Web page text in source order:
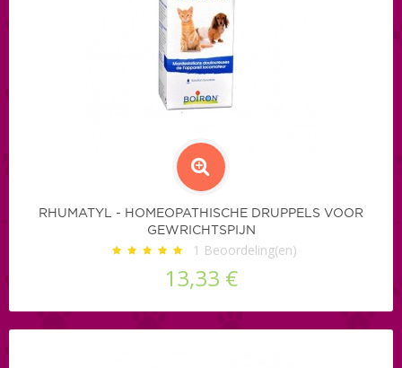
RHUMATYL - HOMEOPATHISCHE DRUPPELS VOOR
GEWRICHTSPIJN
1 Beoordeling(en)
13,33 €